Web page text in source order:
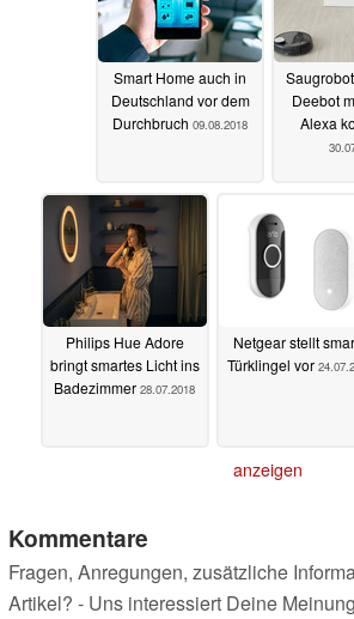
Smart Home auch in
Deutschland vor dem
Durchbruch 09.08.2018
Deebot
Alexa
Philips Hue Adore
bringt smartes Licht ins
Badezimmer 28.07.2018
Netgear stellt
Türklingel vor
anzeigen
Kommentare
Fragen, Anregungen, zusätzliche
Artikel? - Uns interessiert Deine